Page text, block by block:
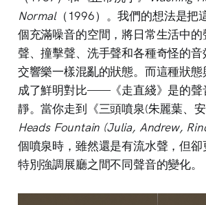
Normal（1996）。我們的想法是把
個充滿噪音的空間，將日常生活中的
聲、撞擊聲、洗手聲和各種奇怪的
交響樂一樣混亂的狀態。而這種狀
成了鮮明對比——《走直綫》是的聲
靜。當你走到《三頭噴泉(朱麗葉、安
Heads Fountain (Julia, Andrew,
個噴泉時，雖然還是有流水聲，但
特別強調展廳之間不同聲音的變化。